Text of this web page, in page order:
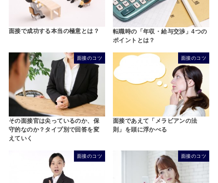
面接で成功する本当の極意とは？
転職時の「年収・給与交渉」4つの
ポイントとは？
面接のコツ
その面接官は尖っているのか、保
守的なのか？タイプ別で回答を変
えていく
面接のコツ
面接であえて「メラビアンの法
則」を頭に浮かべる
面接のコツ 面接のコツ